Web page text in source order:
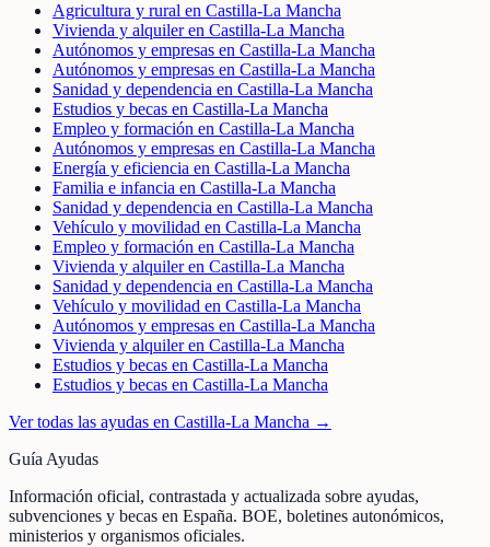
Agricultura y rural en Castilla-La Mancha
Vivienda y alquiler en Castilla-La Mancha
Autónomos y empresas en Castilla-La Mancha
Autónomos y empresas en Castilla-La Mancha
Sanidad y dependencia en Castilla-La Mancha
Estudios y becas en Castilla-La Mancha
Empleo y formación en Castilla-La Mancha
Autónomos y empresas en Castilla-La Mancha
Energía y eficiencia en Castilla-La Mancha
Familia e infancia en Castilla-La Mancha
Sanidad y dependencia en Castilla-La Mancha
Vehículo y movilidad en Castilla-La Mancha
Empleo y formación en Castilla-La Mancha
Vivienda y alquiler en Castilla-La Mancha
Sanidad y dependencia en Castilla-La Mancha
Vehículo y movilidad en Castilla-La Mancha
Autónomos y empresas en Castilla-La Mancha
Vivienda y alquiler en Castilla-La Mancha
Estudios y becas en Castilla-La Mancha
Estudios y becas en Castilla-La Mancha
Ver todas las ayudas en Castilla-La Mancha →
Guía Ayudas
Información oficial, contrastada y actualizada sobre ayudas,
subvenciones y becas en España. BOE, boletines autonómicos,
ministerios y organismos oficiales.